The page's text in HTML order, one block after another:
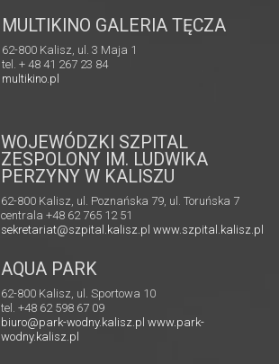
MULTIKINO GALERIA TĘCZA
62-800 Kalisz, ul. 3 Maja 1
tel. + 48 41 267 23 84
multikino.pl
WOJEWÓDZKI SZPITAL
ZESPOLONY IM. LUDWIKA
PERZYNY W KALISZU
62-800 Kalisz, ul. Poznańska 79, ul. Toruńska 7
centrala +48 62 765 12 51
sekretariat@szpital.kalisz.pl www.szpital.kalisz.pl
AQUA PARK
62-800 Kalisz, ul. Sportowa 10
tel. +48 62 598 67 09
biuro@park-wodny.kalisz.pl www.park-
wodny.kalisz.pl